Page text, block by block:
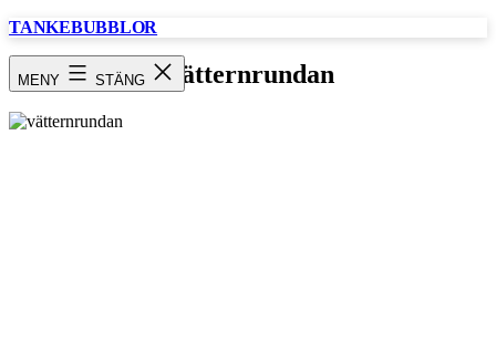
Hoppa
TANKEBUBBLOR
MENY STÄNG Vätternrundan